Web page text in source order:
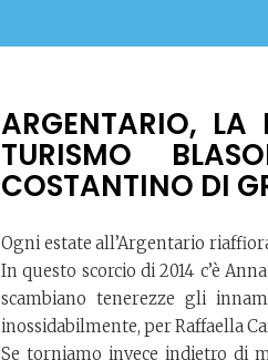
ARGENTARIO, LA
TURISMO
COSTANTINO DI
Ogni estate all’Argentario
In questo scorcio di 2014 c’è
scambiano tenerezze gli
inossidabilmente, per Raffaella
Se torniamo invece indietro di